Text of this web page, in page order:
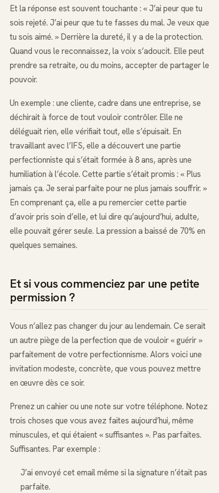
Et la réponse est souvent touchante : « J’ai peur que tu
sois rejeté. J’ai peur que tu te fasses du mal. Je veux que
tu sois aimé. » Derrière la dureté, il y a de la protection.
Quand vous le reconnaissez, la voix s’adoucit. Elle peut
prendre sa retraite, ou du moins, accepter de partager le
pouvoir.
Un exemple : une cliente, cadre dans une entreprise, se
déchirait à force de tout vouloir contrôler. Elle ne
déléguait rien, elle vérifiait tout, elle s’épuisait. En
travaillant avec l’IFS, elle a découvert une partie
perfectionniste qui s’était formée à 8 ans, après une
humiliation à l’école. Cette partie s’était promis : « Plus
jamais ça. Je serai parfaite pour ne plus jamais souffrir. »
En comprenant ça, elle a pu remercier cette partie
d’avoir pris soin d’elle, et lui dire qu’aujourd’hui, adulte,
elle pouvait gérer seule. La pression a baissé de 70% en
quelques semaines.
Et si vous commenciez par une petite
permission ?
Vous n’allez pas changer du jour au lendemain. Ce serait
un autre piège de la perfection que de vouloir « guérir »
parfaitement de votre perfectionnisme. Alors voici une
invitation modeste, concrète, que vous pouvez mettre
en œuvre dès ce soir.
Prenez un cahier ou une note sur votre téléphone. Notez
trois choses que vous avez faites aujourd’hui, même
minuscules, et qui étaient « suffisantes ». Pas parfaites.
Suffisantes. Par exemple :
J’ai envoyé cet email même si la signature n’était pas
parfaite.